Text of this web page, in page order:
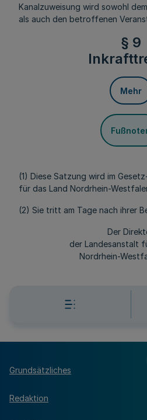
Kanalzuweisung wird sowohl
als auch den betroffenen
§ 9
Mehr
(1) Diese Satzung wird im
für das Land Nordrhein-
(2) Sie tritt am Tage nach ihrer
Der
der Landesanstalt
Nordrhein-
Grundsätzliches
Redaktion